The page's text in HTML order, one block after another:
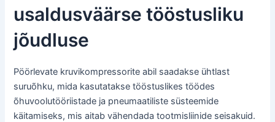
usaldusväärse tööstusliku
jõudluse
Pöörlevate kruvikompressorite abil saadakse ühtlast
suruõhku, mida kasutatakse tööstuslikes töödes
õhuvoolutööriistade ja pneumaatiliste süsteemide
käitamiseks, mis aitab vähendada tootmisliinide seisakuid.